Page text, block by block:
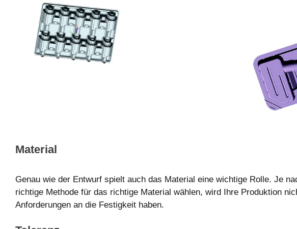
Material
Genau wie der Entwurf spielt auch das Material eine wichtige Rolle. Je
richtige Methode für das richtige Material wählen, wird Ihre Produktion
Anforderungen an die Festigkeit haben.